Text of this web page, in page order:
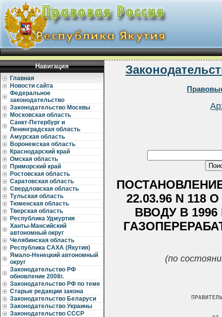
Навигация
Главная
Новости сайта
Федеральное
законодательство
Законодательство Москвы
Московская область
Санкт-Петербург и
Ленинградская область
Амурская область
Воронежская область
Краснодарский край
Омская область
Приморский край
Ростовская область
Саратовская область
Свердловская область
Тульская область
Тюменская область
Тверская область
Республика Удмуртия
Ханты-Мансийский
автономный округ
Челябинская область
Республика САХА (Якутия)
Ямало-Ненецкий автономный
округ
Законодательство РФ
обновление 2008г.
Законодательство РФ по теме
Старые редакции закона
Законодательство Беларуси
Законодательство Украины
Законодательство СССР
22.03.96 N
ВВОДУ В
(по